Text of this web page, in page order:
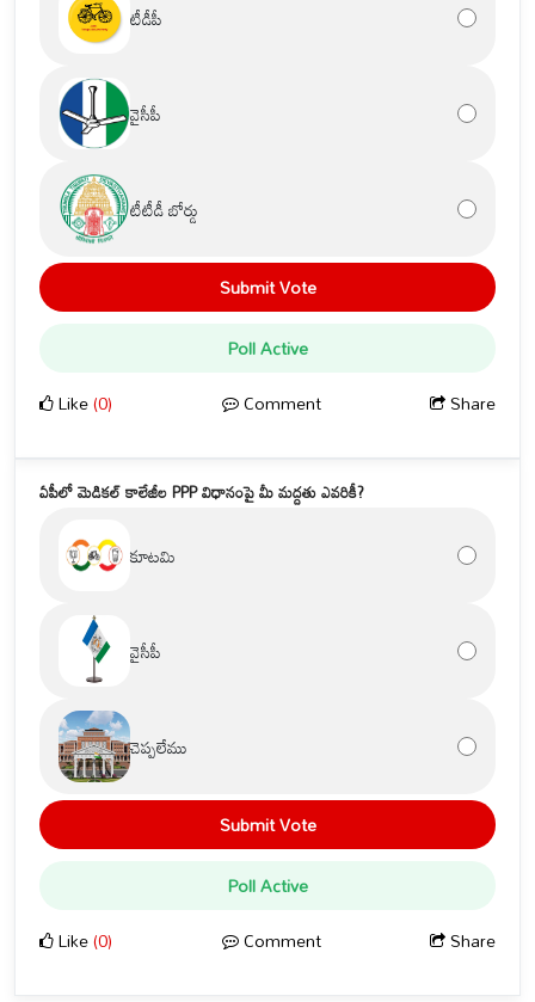
టీడీపీ
వైసీపీ
టీటీడీ బోర్డు
Submit Vote
Poll Active
Like(0) Comment Share
ఏపీలో మెడికల్ కాలేజీల PPP విధానంపై మీ మద్దతు ఎవరికీ?
కూటమి
వైసీపీ
చెప్పలేము
Submit Vote
Poll Active
Like(0) Comment Share